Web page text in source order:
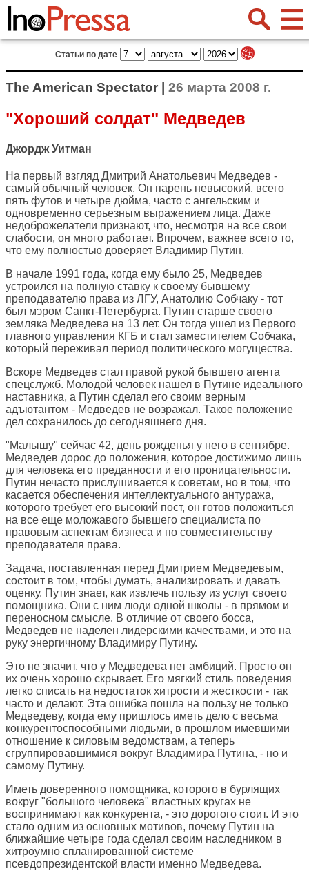
Статьи по дате
The American Spectator | 26 марта 2008 г.
"Хороший солдат" Медведев
Джордж Уитман
На первый взгляд Дмитрий Анатольевич Медведев -
самый обычный человек. Он парень невысокий, всего
пять футов и четыре дюйма, часто с ангельским и
одновременно серьезным выражением лица. Даже
недоброжелатели признают, что, несмотря на все свои
слабости, он много работает. Впрочем, важнее всего то,
что ему полностью доверяет Владимир Путин.
В начале 1991 года, когда ему было 25, Медведев
устроился на полную ставку к своему бывшему
преподавателю права из ЛГУ, Анатолию Собчаку - тот
был мэром Санкт-Петербурга. Путин старше своего
земляка Медведева на 13 лет. Он тогда ушел из Первого
главного управления КГБ и стал заместителем Собчака,
который переживал период политического могущества.
Вскоре Медведев стал правой рукой бывшего агента
спецслужб. Молодой человек нашел в Путине идеального
наставника, а Путин сделал его своим верным
адъютантом - Медведев не возражал. Такое положение
дел сохранилось до сегодняшнего дня.
"Малышу" сейчас 42, день рожденья у него в сентябре.
Медведев дорос до положения, которое достижимо лишь
для человека его преданности и его проницательности.
Путин нечасто прислушивается к советам, но в том, что
касается обеспечения интеллектуального антуража,
которого требует его высокий пост, он готов положиться
на все еще моложавого бывшего специалиста по
правовым аспектам бизнеса и по совместительству
преподавателя права.
Задача, поставленная перед Дмитрием Медведевым,
состоит в том, чтобы думать, анализировать и давать
оценку. Путин знает, как извлечь пользу из услуг своего
помощника. Они с ним люди одной школы - в прямом и
переносном смысле. В отличие от своего босса,
Медведев не наделен лидерскими качествами, и это на
руку энергичному Владимиру Путину.
Это не значит, что у Медведева нет амбиций. Просто он
их очень хорошо скрывает. Его мягкий стиль поведения
легко списать на недостаток хитрости и жесткости - так
часто и делают. Эта ошибка пошла на пользу не только
Медведеву, когда ему пришлось иметь дело с весьма
конкурентоспособными людьми, в прошлом имевшими
отношение к силовым ведомствам, а теперь
сгруппировавшимися вокруг Владимира Путина, - но и
самому Путину.
Иметь доверенного помощника, которого в бурлящих
вокруг "большого человека" властных кругах не
воспринимают как конкурента, - это дорогого стоит. И это
стало одним из основных мотивов, почему Путин на
ближайшие четыре года сделал своим наследником в
хитроумно спланированной системе
псевдопрезидентской власти именно Медведева.